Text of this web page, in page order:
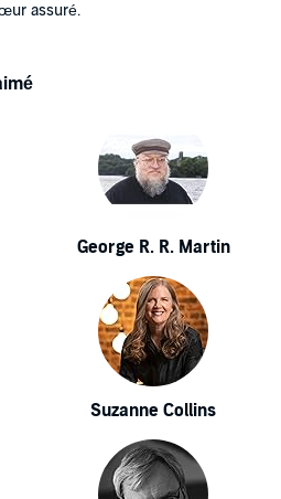
assuré.
George R. R. Martin
Suzanne Collins